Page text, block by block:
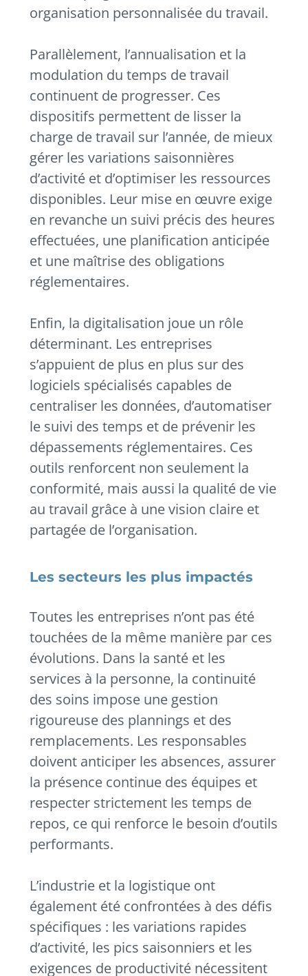
organisation personnalisée du travail.
Parallèlement, l’annualisation et la
modulation du temps de travail
continuent de progresser. Ces
dispositifs permettent de lisser la
charge de travail sur l’année, de mieux
gérer les variations saisonnières
d’activité et d’optimiser les ressources
disponibles. Leur mise en œuvre exige
en revanche un suivi précis des heures
effectuées, une planification anticipée
et une maîtrise des obligations
réglementaires.
Enfin, la digitalisation joue un rôle
déterminant. Les entreprises
s’appuient de plus en plus sur des
logiciels spécialisés capables de
centraliser les données, d’automatiser
le suivi des temps et de prévenir les
dépassements réglementaires. Ces
outils renforcent non seulement la
conformité, mais aussi la qualité de vie
au travail grâce à une vision claire et
partagée de l’organisation.
Les secteurs les plus impactés
Toutes les entreprises n’ont pas été
touchées de la même manière par ces
évolutions. Dans la santé et les
services à la personne, la continuité
des soins impose une gestion
rigoureuse des plannings et des
remplacements. Les responsables
doivent anticiper les absences, assurer
la présence continue des équipes et
respecter strictement les temps de
repos, ce qui renforce le besoin d’outils
performants.
L’industrie et la logistique ont
également été confrontées à des défis
spécifiques : les variations rapides
d’activité, les pics saisonniers et les
exigences de productivité nécessitent